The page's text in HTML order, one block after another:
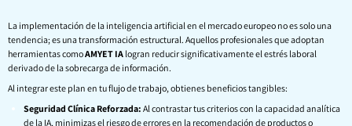
La implementación de la inteligencia artificial en el mercado europeo no es solo una
tendencia; es una transformación estructural. Aquellos profesionales que adoptan
herramientas comoAMYET IA logran reducir significativamente el estrés laboral
derivado de la sobrecarga de información.
Al integrar este plan en tu flujo de trabajo, obtienes beneficios tangibles:
Seguridad Clínica Reforzada: Al contrastar tus criterios con la capacidad analítica
de la IA, minimizas el riesgo de errores en la recomendación de productos o